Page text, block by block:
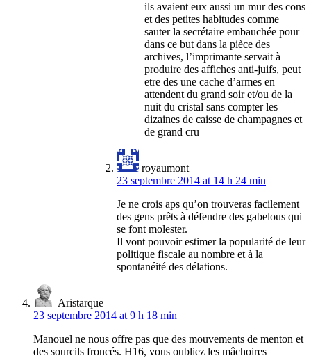
ils avaient eux aussi un mur des cons
et des petites habitudes comme
sauter la secrétaire embauchée pour
dans ce but dans la pièce des
archives, l’imprimante servait à
produire des affiches anti-juifs, peut
etre des une cache d’armes en
attendent du grand soir et/ou de la
nuit du cristal sans compter les
dizaines de caisse de champagnes et
de grand cru
royaumont
23 septembre 2014 at 14 h 24 min
Je ne crois aps qu’on trouveras facilement
des gens prêts à défendre des gabelous qui
se font molester.
Il vont pouvoir estimer la popularité de leur
politique fiscale au nombre et à la
spontanéité des délations.
Aristarque
23 septembre 2014 at 9 h 18 min
Manouel ne nous offre pas que des mouvements de menton et
des sourcils froncés. H16, vous oubliez les mâchoires